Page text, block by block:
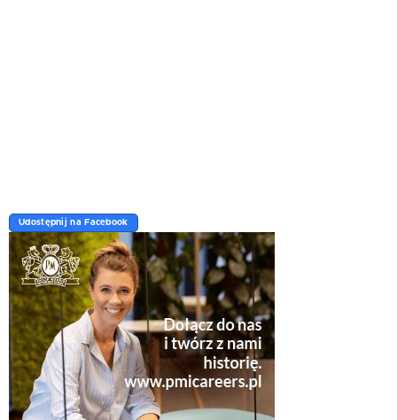
Udostępnij na Facebook